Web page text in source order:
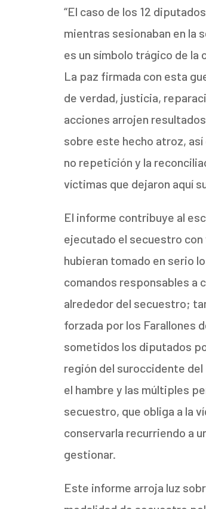
“El caso de los 12
mientras sesionaban en la
es un símbolo trágico de la
La paz firmada con esta
de verdad, justicia,
acciones arrojen
sobre este hecho atroz, así
no repetición y la
víctimas que dejaron aquí
El informe contribuye al
ejecutado el secuestro
hubieran tomado en serio
comandos responsables a
alrededor del secuestro;
forzada por los Farallones
sometidos los diputados
región del suroccidente
el hambre y las múltiples
secuestro, que obliga a la
conservarla recurriendo a
gestionar.
Este informe arroja luz